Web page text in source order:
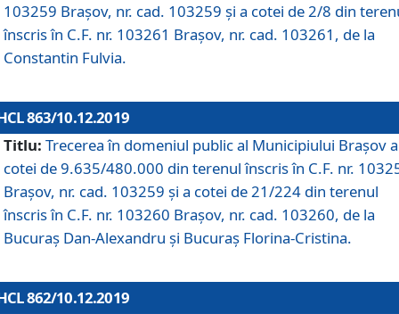
103259 Brașov, nr. cad. 103259 și a cotei de 2/8 din
înscris în C.F. nr. 103261 Brașov, nr. cad. 103261, de la
Constantin Fulvia.
863/10.12.2019
Titlu: Trecerea în domeniul public al Municipiului Braşov a
cotei de 9.635/480.000 din terenul înscris în C.F. nr.
Brașov, nr. cad. 103259 și a cotei de 21/224 din terenul
înscris în C.F. nr. 103260 Brașov, nr. cad. 103260, de la
Bucuraș Dan-Alexandru și Bucuraș Florina-Cristina.
862/10.12.2019